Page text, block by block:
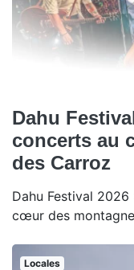
Dahu
concerts au
des Carroz
Dahu Festival
cœur des
Locales